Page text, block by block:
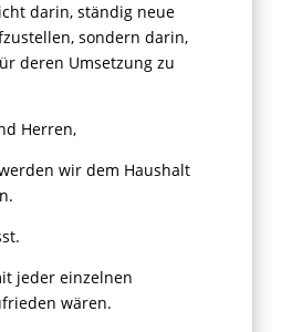
darin, ständig neue
sondern darin,
deren Umsetzung zu
Herren,
wir dem Haushalt
jeder einzelnen
wären.